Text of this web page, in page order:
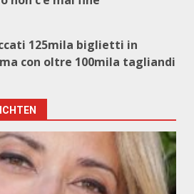
125mila biglietti in
con oltre 100mila tagliandi